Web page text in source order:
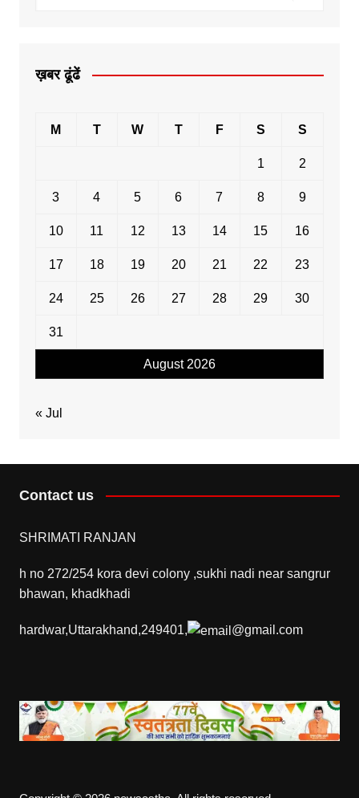
ख़बर ढूंढें
August 2026
M T W T F S S
1 2
3 4 5 6 7 8 9
10 11 12 13 14 15 16
17 18 19 20 21 22 23
24 25 26 27 28 29 30
31
« Jul
Contact us
SHRIMATI RANJAN
h no 272/254 kora devi colony ,sukhi nadi near sangrur
bhawan, khadkhadi
hardwar,Uttarakhand,249401, @gmail.com